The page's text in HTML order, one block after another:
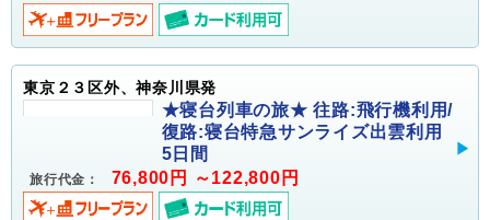
東京２３区外、神奈川県発
★寝台列車の旅★ 往路:飛行機利用/
復路:寝台特急サンライズ出雲利用
5日間
旅行代金： 76,800円 ～122,800円